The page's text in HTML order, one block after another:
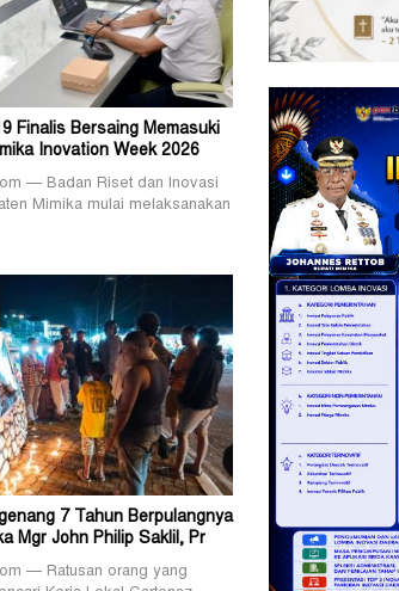
Finalis Bersaing Memasuki
Inovation Week 2026
— Badan Riset dan Inovasi
Mimika mulai melaksanakan
7 Tahun Berpulangnya
Mgr John Philip Saklil, Pr
— Ratusan orang yang